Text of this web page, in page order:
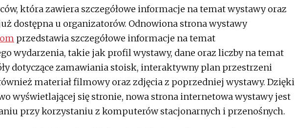
która zawiera szczegółowe informacje na temat wystawy oraz
dostępna u organizatorów. Odnowiona strona wystawy
przedstawia szczegółowe informacje na temat
wydarzenia, takie jak profil wystawy, dane oraz liczby na temat
dotyczące zamawiania stoisk, interaktywny plan przestrzeni
materiał filmowy oraz zdjęcia z poprzedniej wystawy. Dzięki
wyświetlającej się stronie, nowa strona internetowa wystawy jest
przy korzystaniu z komputerów stacjonarnych i przenośnych.